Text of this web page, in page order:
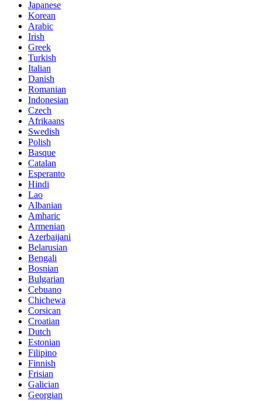
Japanese
Korean
Arabic
Irish
Greek
Turkish
Italian
Danish
Romanian
Indonesian
Czech
Afrikaans
Swedish
Polish
Basque
Catalan
Esperanto
Hindi
Lao
Albanian
Amharic
Armenian
Azerbaijani
Belarusian
Bengali
Bosnian
Bulgarian
Cebuano
Chichewa
Corsican
Croatian
Dutch
Estonian
Filipino
Finnish
Frisian
Galician
Georgian